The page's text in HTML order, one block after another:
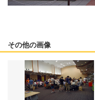
その他の画像